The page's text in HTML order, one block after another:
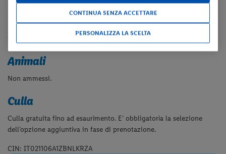
servizi privati, angolo cottura, 2 camere da letto matrimoniali, TV
satellitare, frigo, collegamento internet Wi-Fi incluso, divano letto,
massima 4 adulti + 1 bambino 0-13.99 anni.
Animali
Non ammessi.
Culla
Culla gratuita fino ad esaurimento. E’ obbligatoria la selezione
dell’opzione aggiuntiva in fase di prenotazione.
CIN: IT021106A1ZBNLKRZA
CONTINUA SENZA ACCETTARE
PERSONALIZZA LA SCELTA